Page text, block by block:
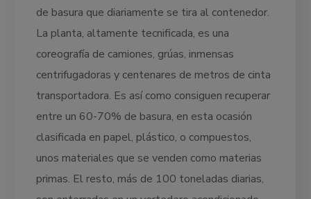
de basura que diariamente se tira al contenedor.
La planta, altamente tecnificada, es una
coreografía de camiones, grúas, inmensas
centrifugadoras y centenares de metros de cinta
transportadora. Es así como consiguen recuperar
entre un 60-70% de basura, en esta ocasión
clasificada en papel, plástico, o compuestos,
unos materiales que se venden como materias
primas. El resto, más de 100 toneladas diarias,